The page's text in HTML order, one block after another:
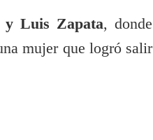
y Luis Zapata, donde
mujer que logró salir